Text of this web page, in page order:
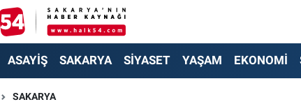
ASAYİŞ SAKARYA SİYASET YAŞAM EKONOMİ
SAKARYA
Eczaneler